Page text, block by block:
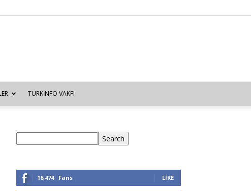
TÜRKINFO VAKFI
Search
16,474 Fans LIKE